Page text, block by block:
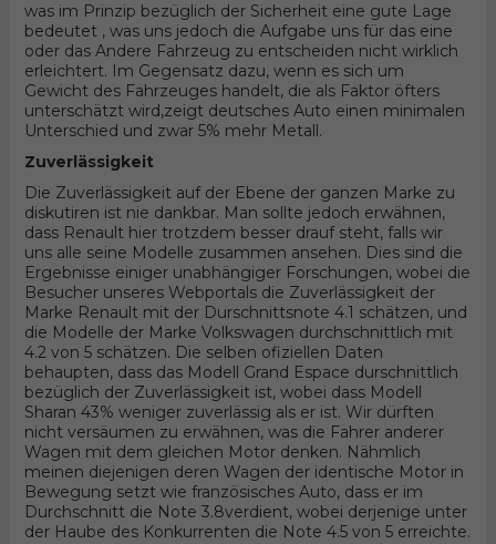
was im Prinzip bezüglich der Sicherheit eine gute Lage
bedeutet , was uns jedoch die Aufgabe uns für das eine
oder das Andere Fahrzeug zu entscheiden nicht wirklich
erleichtert. Im Gegensatz dazu, wenn es sich um
Gewicht des Fahrzeuges handelt, die als Faktor öfters
unterschätzt wird,zeigt deutsches Auto einen minimalen
Unterschied und zwar 5% mehr Metall.
Zuverlässigkeit
Die Zuverlässigkeit auf der Ebene der ganzen Marke zu
diskutiren ist nie dankbar. Man sollte jedoch erwähnen,
dass Renault hier trotzdem besser drauf steht, falls wir
uns alle seine Modelle zusammen ansehen. Dies sind die
Ergebnisse einiger unabhängiger Forschungen, wobei die
Besucher unseres Webportals die Zuverlässigkeit der
Marke Renault mit der Durschnittsnote 4.1 schätzen, und
die Modelle der Marke Volkswagen durchschnittlich mit
4.2 von 5 schätzen. Die selben ofiziellen Daten
behaupten, dass das Modell Grand Espace durschnittlich
bezüglich der Zuverlässigkeit ist, wobei dass Modell
Sharan 43% weniger zuverlässig als er ist. Wir dürften
nicht versäumen zu erwähnen, was die Fahrer anderer
Wagen mit dem gleichen Motor denken. Nähmlich
meinen diejenigen deren Wagen der identische Motor in
Bewegung setzt wie französisches Auto, dass er im
Durchschnitt die Note 3.8verdient, wobei derjenige unter
der Haube des Konkurrenten die Note 4.5 von 5 erreichte.